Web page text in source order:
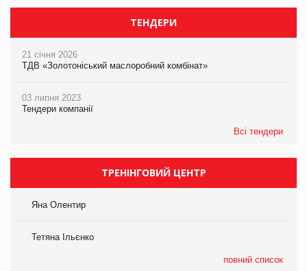
ТЕНДЕРИ
21 січня 2026
ТДВ «Золотоніський маслоробний комбінат»
03 липня 2023
Тендери компанії
Всі тендери
ТРЕНІНГОВИЙ ЦЕНТР
Яна Олентир
Тетяна Ільєнко
повний список